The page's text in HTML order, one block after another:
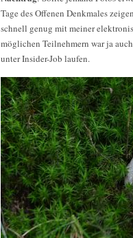
Tage des Offenen Denkmales
schnell genug mit meiner
möglichen Teilnehmern war ja
unter Insider-Job laufen.